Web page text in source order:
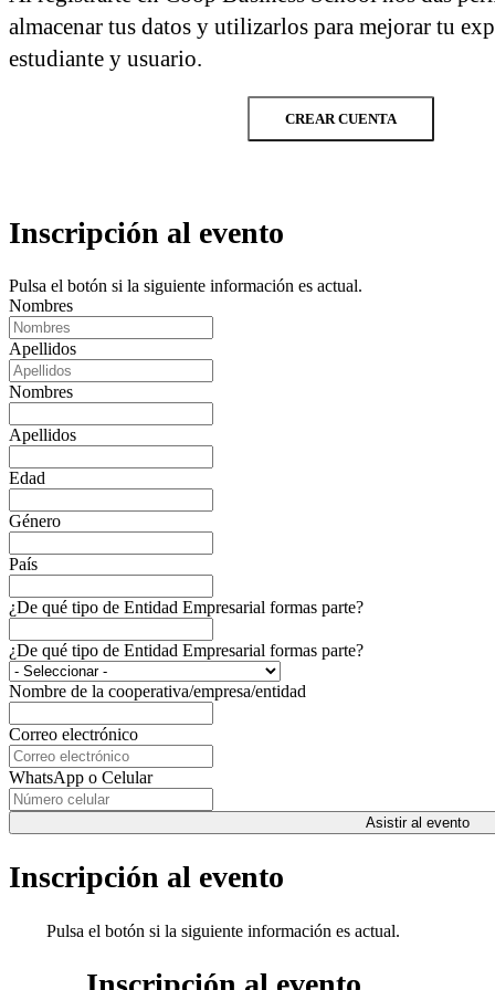
almacenar tus datos y utilizarlos para mejorar tu
estudiante y usuario.
CREAR CUENTA
Inscripción al evento
Pulsa el botón si la siguiente información es actual.
Nombres
Apellidos
Nombres
Apellidos
Edad
Género
País
¿De qué tipo de Entidad Empresarial formas parte?
¿De qué tipo de Entidad Empresarial formas parte?
Nombre de la cooperativa/empresa/entidad
Correo electrónico
WhatsApp o Celular
Asistir al evento
Inscripción al evento
Pulsa el botón si la siguiente información es actual.